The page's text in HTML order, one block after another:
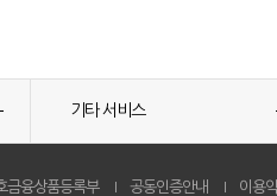
기타 서비스
금융상품등록부 공동인증안내 이용